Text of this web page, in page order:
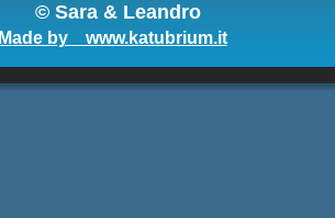
© Sara & Leandro
Made by    www.katubrium.it